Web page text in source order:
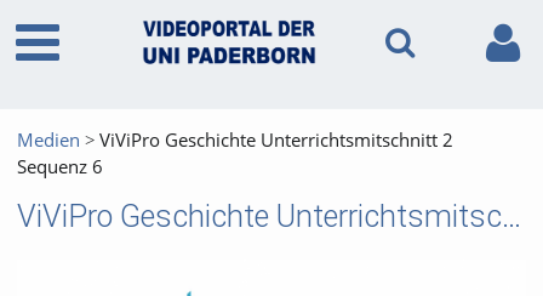
Medien
ViViPro Geschichte Unterrichtsmitschnitt 2
Sequenz 6
ViViPro Geschichte Unterrichtsmitschnitt 2 Sequenz 6